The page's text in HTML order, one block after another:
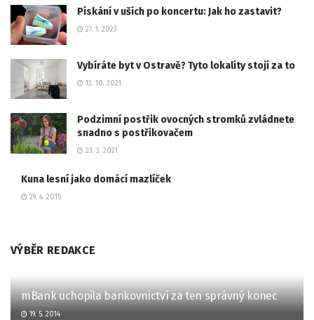
Pískání v uších po koncertu: Jak ho zastavit?
27. 1. 2023
Vybíráte byt v Ostravě? Tyto lokality stojí za to
13. 10. 2021
Podzimní postřik ovocných stromků zvládnete
snadno s postřikovačem
23. 3. 2021
Kuna lesní jako domácí mazlíček
29. 4. 2015
VÝBĚR REDAKCE
mBank uchopila bankovnictví za ten správný konec
19. 5. 2014